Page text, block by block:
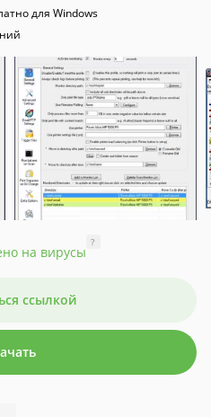
для Windows
на вирусы
?
ссылкой